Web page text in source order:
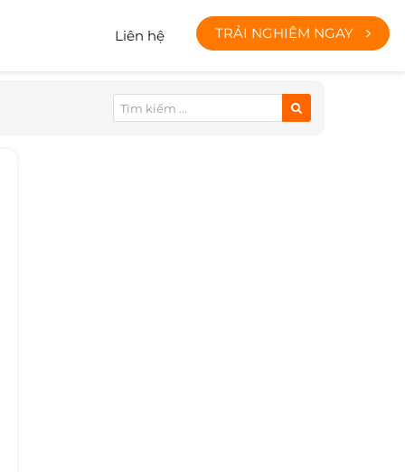
Liên hệ TRẢI NGHIỆM NGAY